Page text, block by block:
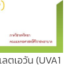
ตเอวัน (UVA1